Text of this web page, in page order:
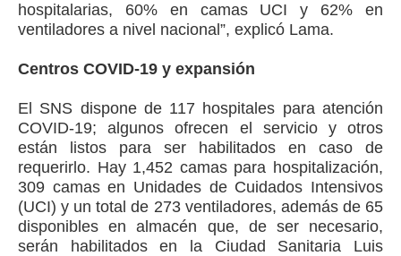
hospitalarias, 60% en camas UCI y 62% en
ventiladores a nivel nacional”, explicó Lama.
Centros COVID-19 y expansión
El SNS dispone de 117 hospitales para atención
COVID-19; algunos ofrecen el servicio y otros
están listos para ser habilitados en caso de
requerirlo. Hay 1,452 camas para hospitalización,
309 camas en Unidades de Cuidados Intensivos
(UCI) y un total de 273 ventiladores, además de 65
disponibles en almacén que, de ser necesario,
serán habilitados en la Ciudad Sanitaria Luis